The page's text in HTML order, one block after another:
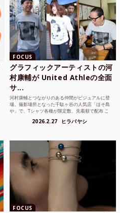
FOCUS
グラフィックアーティストの河
村康輔が United Athleの全面
サ...
河村康輔とつながりのある仲間がビジュアルに登
場。撮影場所となった千駄ヶ谷の人気店「ほそ島
や」で、Tシャツ各種が限定数、先着順で配布 こ
2026.2.27 ヒラバヤシ
FOCUS